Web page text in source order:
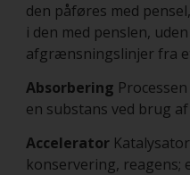
den påføres med
i den med penslen,
afgrænsningslinjer fra
Absorbering
en substans ved brug
Accelerator
konservering, reagens;